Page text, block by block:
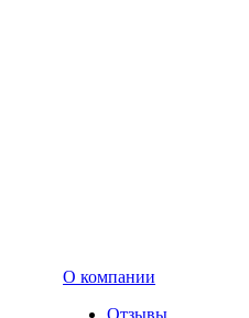
О компании
Отзывы